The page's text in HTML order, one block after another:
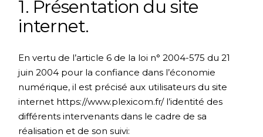
1. Présentation du site
internet.
En vertu de l’article 6 de la loi n° 2004-575 du 21
juin 2004 pour la confiance dans l’économie
numérique, il est précisé aux utilisateurs du site
internet https://www.plexicom.fr/l’identité des
différents intervenants dans le cadre de sa
réalisation et de son suivi: